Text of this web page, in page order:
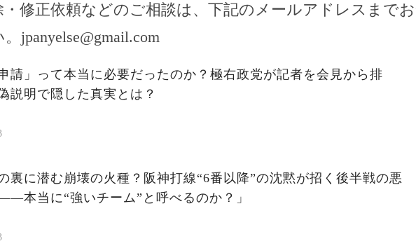
・修正依頼などのご相談は、下記のメールアドレスまで
jpanyelse@gmail.com
申請」って本当に必要だったのか？極右政党が記者を会見から排
説明で隠した真実とは？
の裏に潜む崩壊の火種？阪神打線“6番以降”の沈黙が招く後半戦の悪
本当に“強いチーム”と呼べるのか？」